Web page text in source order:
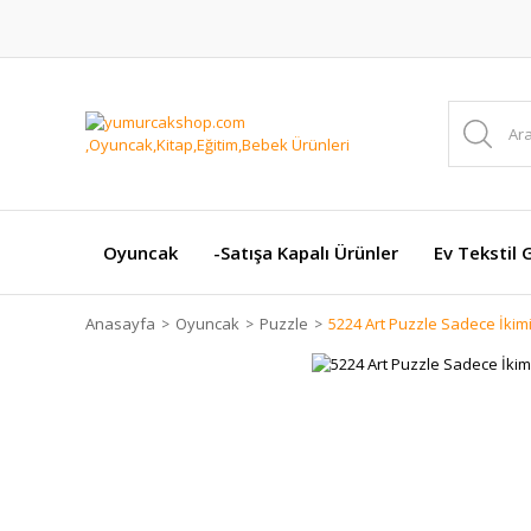
Oyuncak -Satışa Kapalı Ürünler Ev Tekstil
Anasayfa Oyuncak Puzzle 5224 Art Puzzle Sadece